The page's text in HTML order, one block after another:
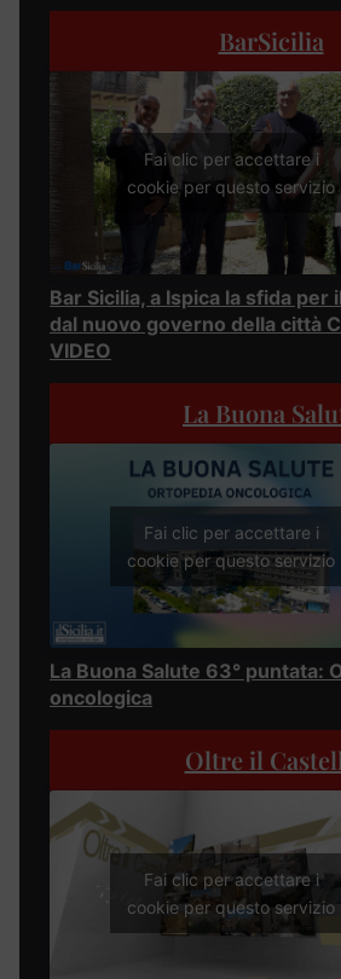
BarSicilia
Fai clic per accettare i
cookie per questo servizio
Bar Sicilia, a Ispica la sfida per
dal nuovo governo della città
VIDEO
La Buona
Fai clic per accettare i
cookie per questo servizio
La Buona Salute 63° puntata:
oncologica
Oltre il
Fai clic per accettare i
cookie per questo servizio